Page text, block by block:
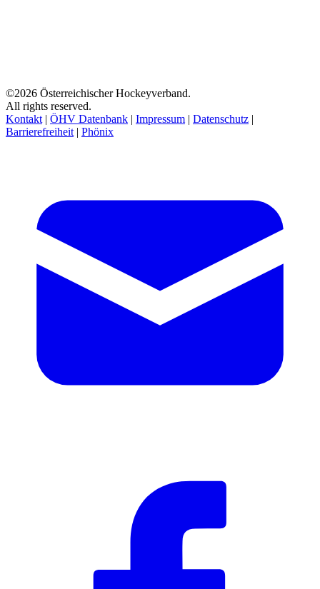
©2026 Österreichischer Hockeyverband.
All rights reserved.
Kontakt | ÖHV Datenbank | Impressum | Datenschutz |
Barrierefreiheit | Phönix